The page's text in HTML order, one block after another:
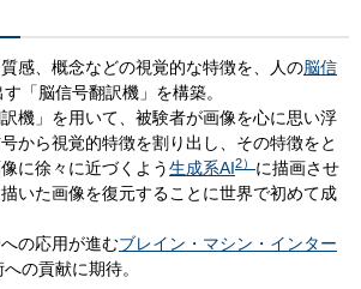
感、概念などの視覚的な特徴を、人の脳信
「脳信号翻訳機」を構築。
機」を用いて、被験者が画像を心に思い浮
から視覚的特徴を割り出し、その特徴をと
に徐々に近づくよう生成系AI2） に描画させ
いた画像を復元することに世界で初めて成
の応用が進むブレイン・マシン・インター
の貢献に期待。